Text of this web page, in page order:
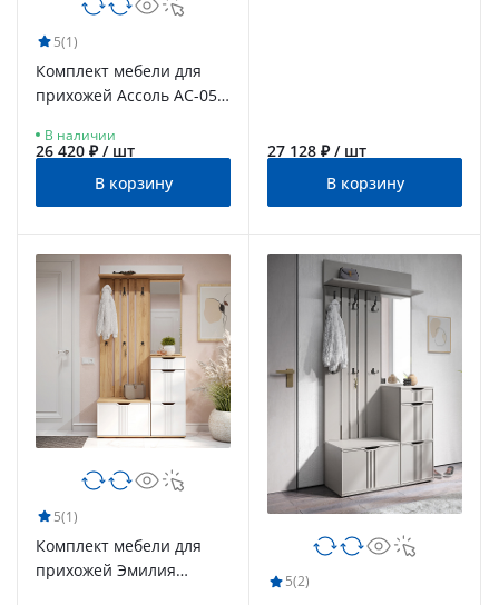
5(1)
Комплект мебели для
прихожей Ассоль АС-057
В наличии
26 420 ₽ / шт
В корзину
27 128 ₽ / шт
В корзину
5(1)
Комплект мебели для
прихожей Эмилия
5(2)